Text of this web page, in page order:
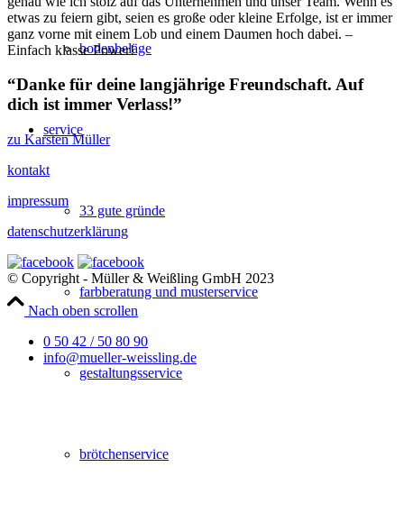
bodenbeläge
service
33 gute gründe
farbberatung und musterservice
gestaltungsservice
brötchenservice
etwas zu feiern gibt, seien es große oder kleine Erfolge, ist er immer
ganz vorne mit einem Lob und einem Daumen hoch dabei. –
Einfach klasse Power!
“Danke für deine langjährige Freundschaft. Auf
dich ist immer Verlass!”
zu Karsten Müller
kontakt
impressum
datenschutzerklärung
© Copyright - Müller & Weißling GmbH 2023
Nach oben scrollen
0 50 42 / 50 80 90
info@mueller-weissling.de